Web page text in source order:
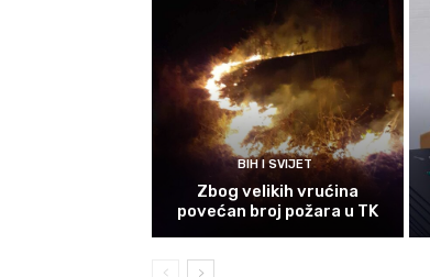
BIH I SVIJET
Zbog velikih vrućina
povećan broj požara u TK